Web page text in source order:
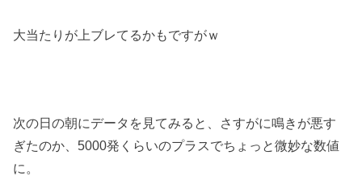
大当たりが上ブレてるかもですがｗ
次の日の朝にデータを見てみると、さすがに鳴きが悪す
ぎたのか、5000発くらいのプラスでちょっと微妙な数値
に。